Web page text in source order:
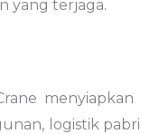
yang terjaga.
menyiapkan
logistik